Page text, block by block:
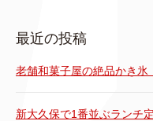
最近の投稿
老舗和菓子屋の絶品かき氷
新大久保で1番並ぶランチ